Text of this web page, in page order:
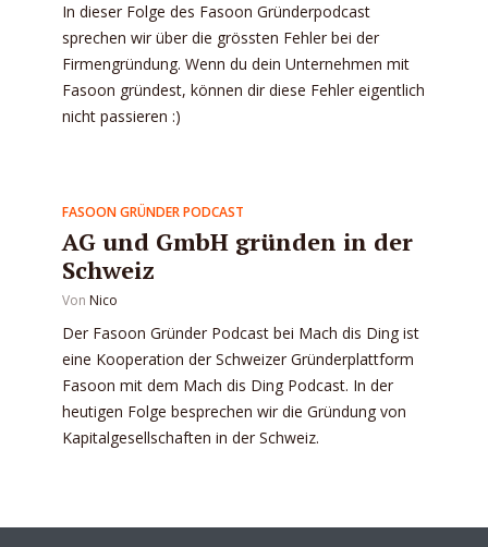
In dieser Folge des Fasoon Gründerpodcast
sprechen wir über die grössten Fehler bei der
Firmengründung. Wenn du dein Unternehmen mit
Fasoon gründest, können dir diese Fehler eigentlich
nicht passieren :)
FASOON GRÜNDER PODCAST
AG und GmbH gründen in der
Schweiz
Von Nico
Der Fasoon Gründer Podcast bei Mach dis Ding ist
eine Kooperation der Schweizer Gründerplattform
Fasoon mit dem Mach dis Ding Podcast. In der
heutigen Folge besprechen wir die Gründung von
Kapitalgesellschaften in der Schweiz.